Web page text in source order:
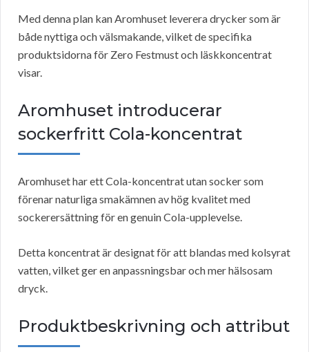
Med denna plan kan Aromhuset leverera drycker som är
både nyttiga och välsmakande, vilket de specifika
produktsidorna för Zero Festmust och läskkoncentrat
visar.
Aromhuset introducerar
sockerfritt Cola-koncentrat
Aromhuset har ett Cola-koncentrat utan socker som
förenar naturliga smakämnen av hög kvalitet med
sockerersättning för en genuin Cola-upplevelse.
Detta koncentrat är designat för att blandas med kolsyrat
vatten, vilket ger en anpassningsbar och mer hälsosam
dryck.
Produktbeskrivning och attribut